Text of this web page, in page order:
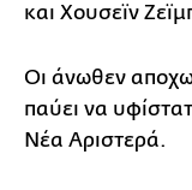
και Χουσεϊν
Οι άνωθεν
παύει να
Νέα Αριστερά.